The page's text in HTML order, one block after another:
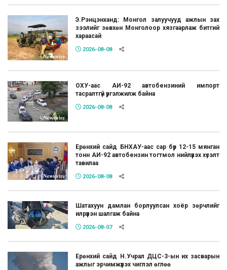
Э.Рэнцэнханд: Монгол залуучууд ажлын зах
зээлийг зөвхөн Монголоор хязгаарлаж битгий
хараасай
2026-08-08
ОХУ-аас АИ-92 автобензиний импорт
тасралтгүй үргэлжилж байна
2026-08-08
Ерөнхий сайд БНХАУ-аас сар бүр 12-15 мянган
тонн АИ-92 автобензин тогтмол нийлүүлэх хүсэлт
тавилаа
2026-08-08
Шатахуун дамлан борлуулсан хоёр зөрчлийг
илрүүлэн шалгаж байна
2026-08-07
Ерөнхий сайд Н.Учрал ДЦС-3-ын их засварын
ажлыг эрчимжүүлэх чиглэл өглөө